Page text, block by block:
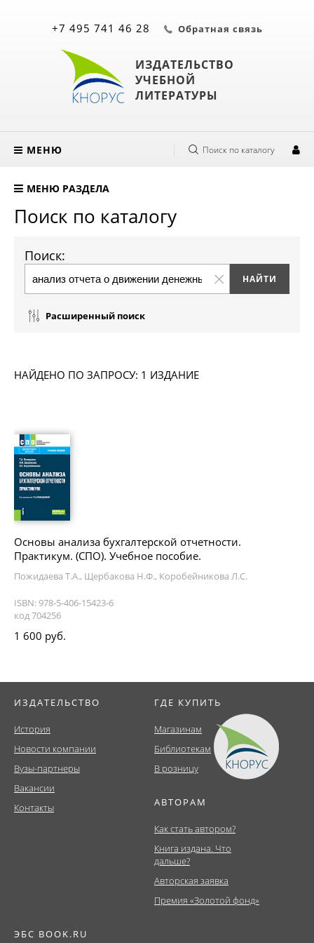
ИЗДАТЕЛЬСТВО
УЧЕБНОЙ
ЛИТЕРАТУРЫ
+7 495 741 46 28 Обратная связь
МЕНЮ Поиск по каталогу
МЕНЮ РАЗДЕЛА
Поиск по каталогу
Поиск:
Расширенный поиск
НАЙДЕНО ПО ЗАПРОСУ: 1 ИЗДАНИЕ
Основы анализа бухгалтерской отчетности.
Практикум. (СПО). Учебное пособие.
Пожидаева Т.А., Щербакова Н.Ф., Коробейникова Л.С.
ISBN: 978-5-406-15423-6
код 704256
1 600 руб.
ИЗДАТЕЛЬСТВО
История
Новости компании
Вузы-партнеры
Вакансии
Контакты
ГДЕ КУПИТЬ
Магазинам
Библиотекам
В розницу
АВТОРАМ
Как стать автором?
Книга издана. Что
дальше?
Авторская заявка
Премия «Золотой фонд»
ЭБС BOOK.RU